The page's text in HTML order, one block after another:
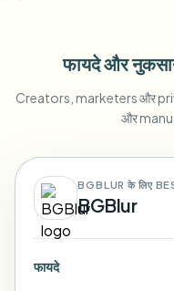
फायदे और
Creators, marketers और
और
BGBLUR के लिए
BGBlur
फायदे